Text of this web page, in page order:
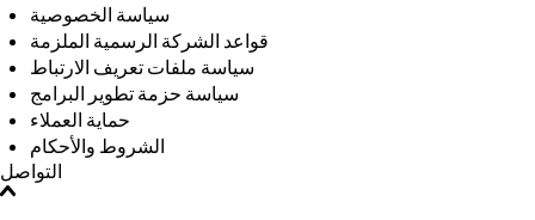
سياسة الخصوصية
قواعد الشركة الرسمية الملزمة
سياسة ملفات تعريف الارتباط
سياسة حزمة تطوير البرامج
حماية العملاء
الشروط والأحكام
التواصل